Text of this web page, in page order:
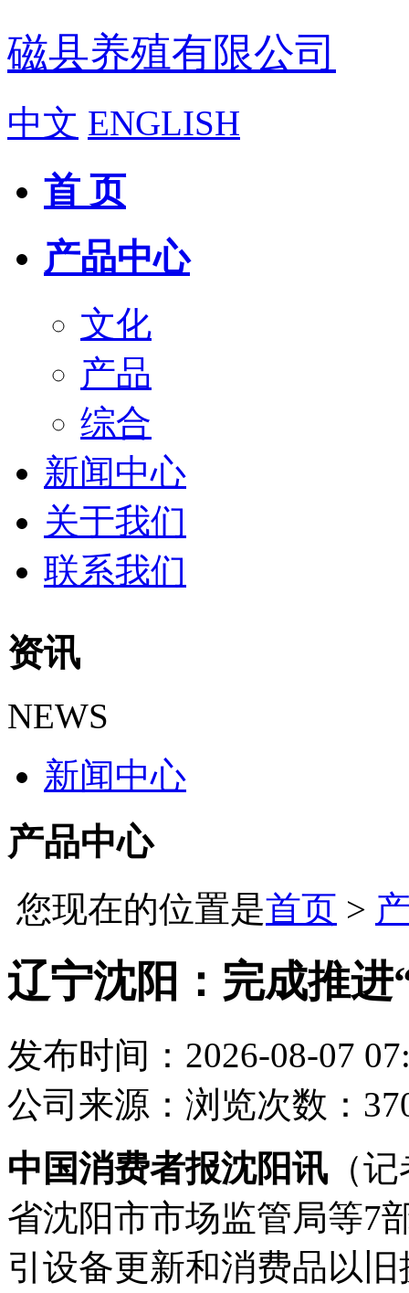
磁县养殖有限公司
中文 ENGLISH
首 页
产品中心
文化
产品
综合
新闻中心
关于我们
联系我们
资讯
NEWS
新闻中心
产品中心
您现在的位置是首页 >
辽宁沈阳：完成推进
发布时间：2026-08-07
公司 来源： 浏览次数：
中国消费者报沈阳讯 （
省沈阳市市场监管局等7
引设备更新和消费品以